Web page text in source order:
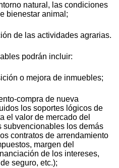
natural, las condiciones
bienestar animal;
de las actividades agrarias.
podrán incluir:
o mejora de inmuebles;
compra de nueva
los soportes lógicos de
el valor de mercado del
subvencionables los demás
contratos de arrendamiento
margen del
de los intereses,
seguro, etc.);